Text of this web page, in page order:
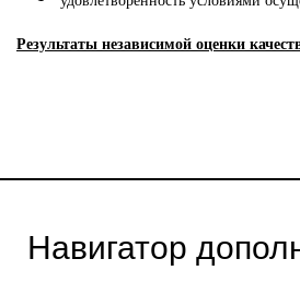
Результаты независимой оценки
Навигатор